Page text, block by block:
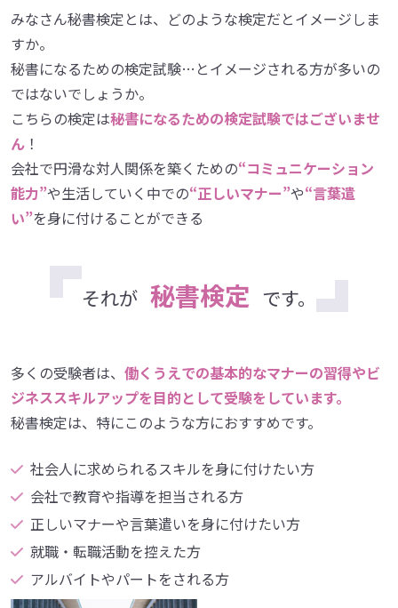
みなさん秘書検定とは、どのような検定だとイメージしま
すか。
秘書になるための検定試験…とイメージされる方が多いの
ではないでしょうか。
こちらの検定は秘書になるための検定試験ではございませ
ん ！
会社で円滑な対人関係を築くための“コミュニケーション
能力”や生活していく中での“正しいマナー”や“言葉遣
い”を身に付けることができる
それが 秘書検定 です。
多くの受験者は、 働くうえでの基本的なマナーの習得やビ
ジネススキルアップを目的として受験をしています。
秘書検定は、特にこのような方におすすめです。
社会人に求められるスキルを身に付けたい方
会社で教育や指導を担当される方
正しいマナーや言葉遣いを身に付けたい方
就職・転職活動を控えた方
アルバイトやパートをされる方